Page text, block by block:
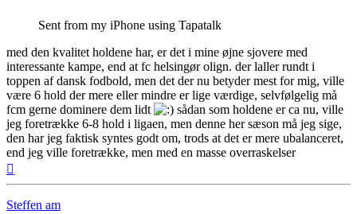
Sent from my iPhone using Tapatalk
med den kvalitet holdene har, er det i mine øjne sjovere med
interessante kampe, end at fc helsingør olign. der laller rundt i
toppen af dansk fodbold, men det der nu betyder mest for mig, ville
være 6 hold der mere eller mindre er lige værdige, selvfølgelig må
fcm gerne dominere dem lidt
sådan som holdene er ca nu, ville
jeg foretrække 6-8 hold i ligaen, men denne her sæson må jeg sige,
den har jeg faktisk syntes godt om, trods at det er mere ubalanceret,
end jeg ville foretrække, men med en masse overraskelser
Steffen am